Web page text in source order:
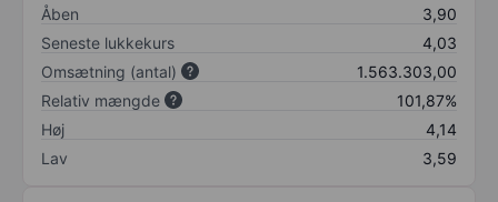
Åben
3,90
Seneste lukkekurs
4,03
Omsætning (antal)
1.563.303,00
Relativ mængde
101,87%
Høj
4,14
Lav
3,59